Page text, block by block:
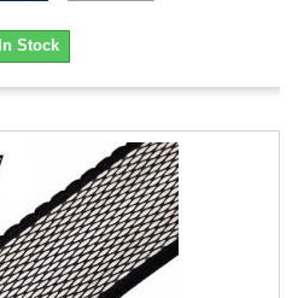
In Stock